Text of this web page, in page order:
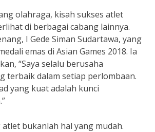
olahraga, kisah sukses atlet
di berbagai cabang lainnya.
I Gede Siman Sudartawa, yang
emas di Asian Games 2018. Ia
“Saya selalu berusaha
terbaik dalam setiap perlombaan.
yang kuat adalah kunci
bukanlah hal yang mudah.